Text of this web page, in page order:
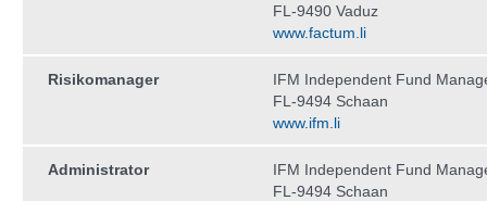
FL-9490 Vaduz
www.factum.li
Risikomanager
IFM Independent Fund
FL-9494 Schaan
www.ifm.li
Administrator
IFM Independent Fund
FL-9494 Schaan